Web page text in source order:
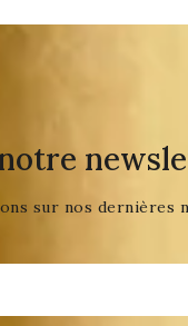
sur nos dernières